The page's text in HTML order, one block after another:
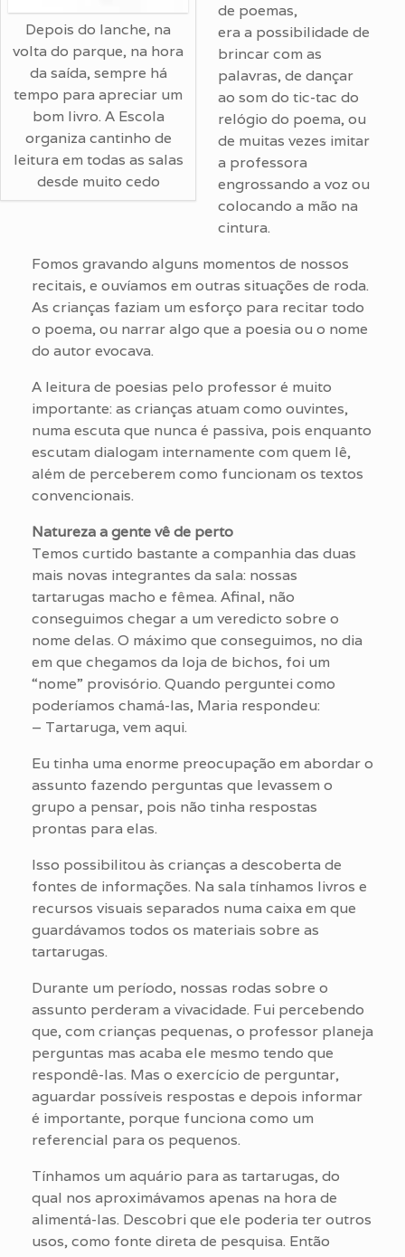
Depois do lanche, na
volta do parque, na hora
da saída, sempre há
tempo para apreciar um
bom livro. A Escola
organiza cantinho de
leitura em todas as salas
desde muito cedo
de poemas,
era a possibilidade de
brincar com as
palavras, de dançar
ao som do tic-tac do
relógio do poema, ou
de muitas vezes imitar
a professora
engrossando a voz ou
colocando a mão na
cintura.
Fomos gravando alguns momentos de nossos
recitais, e ouvíamos em outras situações de roda.
As crianças faziam um esforço para recitar todo
o poema, ou narrar algo que a poesia ou o nome
do autor evocava.
A leitura de poesias pelo professor é muito
importante: as crianças atuam como ouvintes,
numa escuta que nunca é passiva, pois enquanto
escutam dialogam internamente com quem lê,
além de perceberem como funcionam os textos
convencionais.
Natureza a gente vê de perto
Temos curtido bastante a companhia das duas
mais novas integrantes da sala: nossas
tartarugas macho e fêmea. Afinal, não
conseguimos chegar a um veredicto sobre o
nome delas. O máximo que conseguimos, no dia
em que chegamos da loja de bichos, foi um
“nome” provisório. Quando perguntei como
poderíamos chamá-las, Maria respondeu:
– Tartaruga, vem aqui.
Eu tinha uma enorme preocupação em abordar o
assunto fazendo perguntas que levassem o
grupo a pensar, pois não tinha respostas
prontas para elas.
Isso possibilitou às crianças a descoberta de
fontes de informações. Na sala tínhamos livros e
recursos visuais separados numa caixa em que
guardávamos todos os materiais sobre as
tartarugas.
Durante um período, nossas rodas sobre o
assunto perderam a vivacidade. Fui percebendo
que, com crianças pequenas, o professor planeja
perguntas mas acaba ele mesmo tendo que
respondê-las. Mas o exercício de perguntar,
aguardar possíveis respostas e depois informar
é importante, porque funciona como um
referencial para os pequenos.
Tínhamos um aquário para as tartarugas, do
qual nos aproximávamos apenas na hora de
alimentá-las. Descobri que ele poderia ter outros
usos, como fonte direta de pesquisa. Então